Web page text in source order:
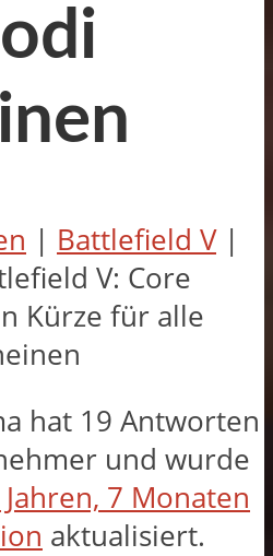
| Battlefield V |
V: Core
Kürze für alle
hat 19 Antworten
und wurde
7 Monaten
aktualisiert.